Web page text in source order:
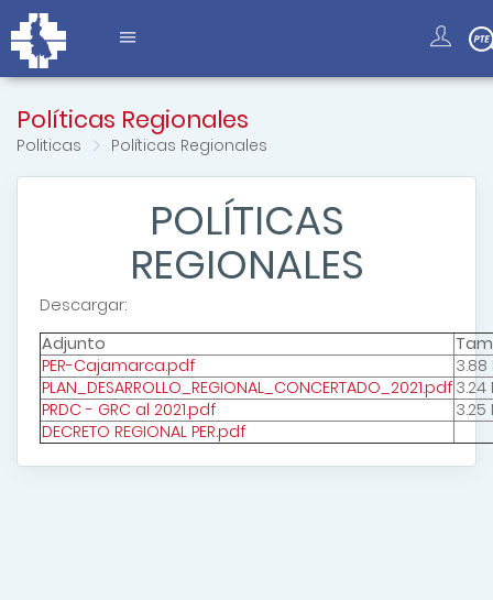
Políticas Regionales
Politicas Políticas Regionales
POLÍTICAS
REGIONALES
Descargar:
Adjunto
PER-Cajamarca.pdf
3.88
PLAN_DESARROLLO_REGIONAL_CONCERTADO_2021.pdf 3.24
PRDC - GRC al 2021.pdf
3.25
DECRETO REGIONAL PER.pdf